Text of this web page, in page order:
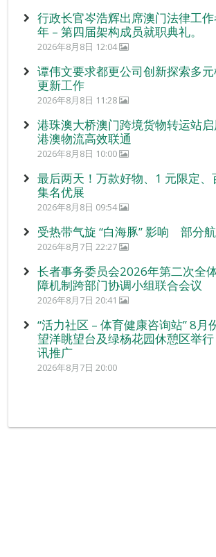
行政长官岑浩辉出席澳门法律工
年 – 第四届架构成员就职典礼。
2026年8月8日 12:04
谭伟文要求都更公司创新探索多
更新工作
2026年8月8日 11:28
港珠澳大桥澳门跨境货物转运站
港澳物流高效联通
2026年8月8日 10:00
最后两天！万款好物、1 元限定、
集名优展
2026年8月8日 09:54
受热带气旋 “白海豚” 影响 部分
2026年8月7日 22:27
长者事务委员会2026年第二次全
障机制跨部门协调小组联合会议
2026年8月7日 20:41
“活力社区 – 体育健康咨询站” 8月
望洋眺望台及绿杨花园休憩区举
讯推广
2026年8月7日 20:00